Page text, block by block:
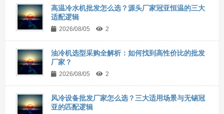
高温冷水机批发怎么选？源头厂家冠亚恒温的三大
适配逻辑
2026/08/05 2
油冷机选型采购全解析：如何找到高性价比的批发
厂家？
2026/08/05 2
风冷设备批发厂家怎么选？三大适用场景与无锡冠
亚的匹配逻辑